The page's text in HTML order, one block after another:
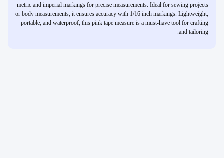
metric and imperial markings for precise measurements. Ideal for sewing projects
or body measurements, it ensures accuracy with 1/16 inch markings. Lightweight,
portable, and waterproof, this pink tape measure is a must-have tool for crafting
and tailoring.